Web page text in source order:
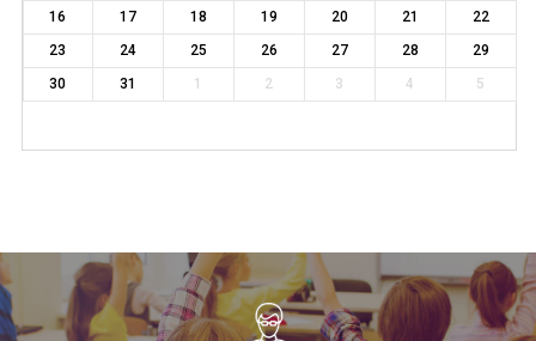
16
17 18 19 20 21
22
23
24 25 26 27 28
29
30
31 1 2 3 4 5